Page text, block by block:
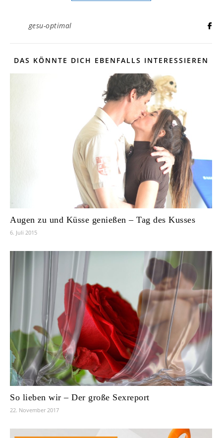
gesu-optimal
DAS KÖNNTE DICH EBENFALLS INTERESSIEREN
Augen zu und Küsse genießen – Tag des Kusses
6. Juli 2015
So lieben wir – Der große Sexreport
22. November 2017